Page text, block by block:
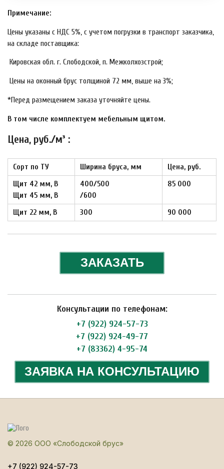
Примечание:
Цены указаны с НДС 5%, с учетом погрузки в транспорт заказчика,
на складе поставщика:
Кировская обл. г. Слободской, п. Межколхозстрой;
Цены на оконный брус толщиной 72 мм, выше на 3%;
*Перед размещением заказа уточняйте цены.
В том числе комплектуем мебельным щитом.
Цена, руб./м³ :
Сорт по ТУ Ширина бруса, мм
Цена, руб.
Щит 42 мм, B
Щит 45 мм, B
400/500
/600
85 000
Щит 22 мм, B 300 90 000
ЗАКАЗАТЬ
Консультации по телефонам:
+7 (922) 924-57-73
+7 (922) 924-49-77
+7 (83362) 4-95-74
ЗАЯВКА НА КОНСУЛЬТАЦИЮ
© 2026 ООО «Слободской брус»
+7 (922) 924-57-73